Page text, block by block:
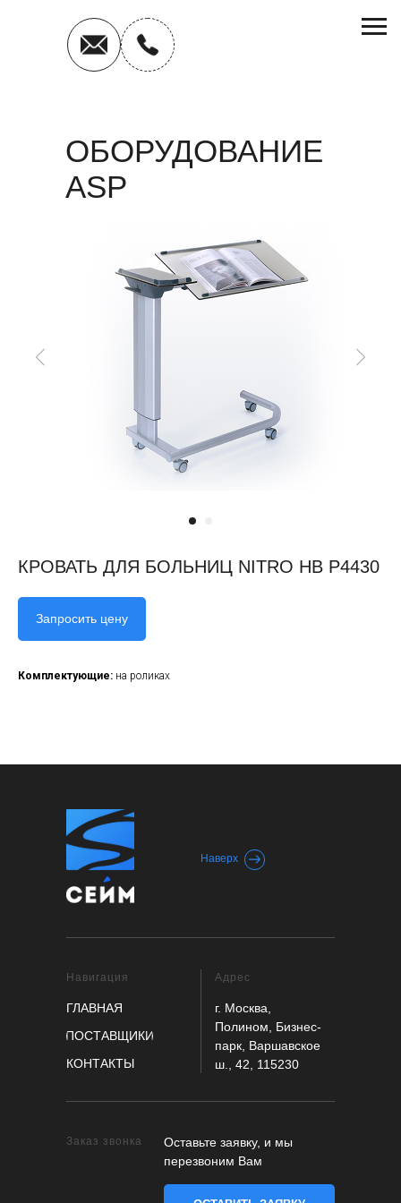
ОБОРУДОВАНИЕ
ASP
КРОВАТЬ ДЛЯ БОЛЬНИЦ NITRO HB P4430
Запросить цену
Комплектующие: на роликах
Наверх
Навигация Адрес
г. Москва,
Полином, Бизнес-
парк, Варшавское
ш., 42, 115230
Заказ звонка
Оставьте заявку, и мы
перезвоним Вам
ГЛАВНАЯ
ПОСТАВЩИКИ
КОНТАКТЫ